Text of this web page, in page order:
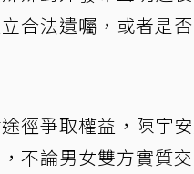
合法遺囑，或者是
徑爭取權益，陳宇
不論男女雙方實質